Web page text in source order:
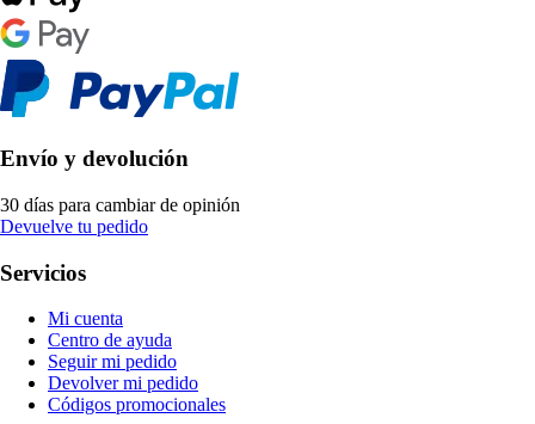
Envío y devolución
30 días para cambiar de opinión
Devuelve tu pedido
Servicios
Mi cuenta
Centro de ayuda
Seguir mi pedido
Devolver mi pedido
Códigos promocionales